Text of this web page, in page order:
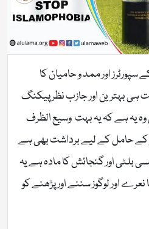
اور ممد و حامیان کا
ہی بہترین اور جازب نظر پیکنگ
یہ ہے کہ یہ بہت وسیع الظرف
کے حامل کے لیے برداشت بھی ہے
بلٹی اور گنجائش کا مادہ ہے یہ
اور لوگوز سننے اور پڑھنے کو